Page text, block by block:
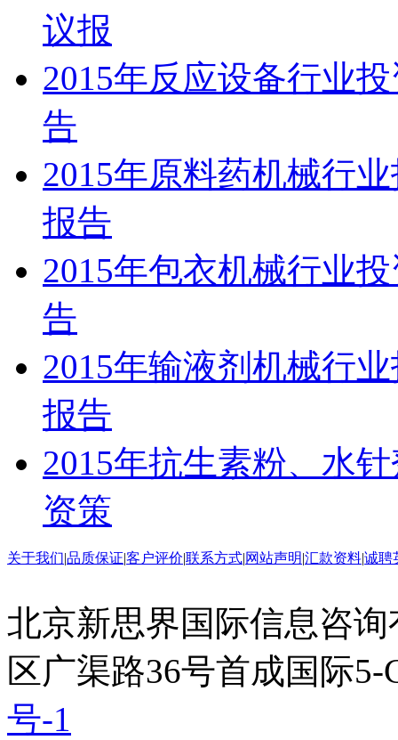
议报
2015年反应设备行业
告
2015年原料药机械行
报告
2015年包衣机械行业
告
2015年输液剂机械行
报告
2015年抗生素粉、水
资策
关于我们|品质保证|客户评价|联系方式|网站声明|汇款资料|诚聘
北京新思界国际信息咨
区广渠路36号首成国际
号-1